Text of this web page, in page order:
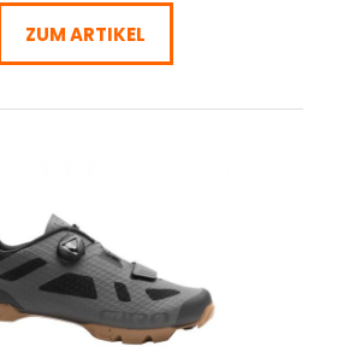
ZUM ARTIKEL